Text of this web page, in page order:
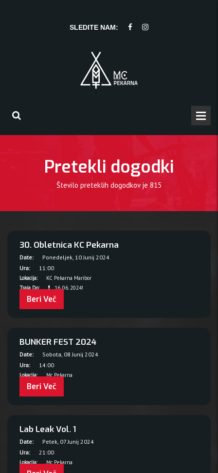
SLEDITE NAM:
Pretekli dogodki
Število preteklih dogodkov je 815
30. Obletnica KC Pekarna
Date:
Ponedeljek, 10 Junij 2024
Ura:
11:00
Lokacija:
KC Pekarna Maribor
Traja Do:
16. 06. 2024!
Beri Več
BUNKER FEST 2024
Date:
Sobota, 08 Junij 2024
Ura:
14:00
Lokacija: Mc Pekarna
Beri Več
Lab Leak Vol. 1
Date:
Petek, 07 Junij 2024
Ura:
21:00
Lokacija: Mc Pekarna